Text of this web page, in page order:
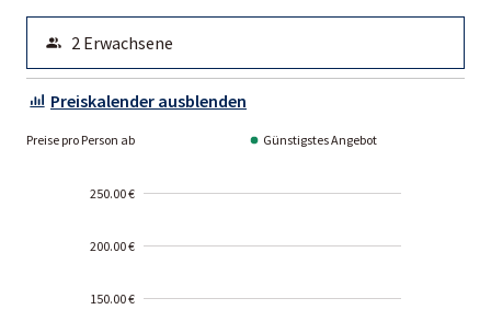
Preiskalender ausblenden
Preise pro Person ab Günstigstes Angebot
250.00 €
200.00 €
150.00 €